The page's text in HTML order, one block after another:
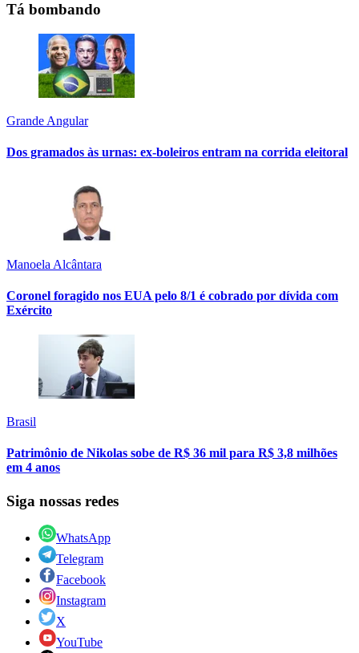
Tá bombando
Grande Angular
Dos gramados às urnas: ex-boleiros entram na corrida eleitoral
Manoela Alcântara
Coronel foragido nos EUA pelo 8/1 é cobrado por dívida com
Exército
Brasil
Patrimônio de Nikolas sobe de R$ 36 mil para R$ 3,8 milhões
em 4 anos
Siga nossas redes
WhatsApp
Telegram
Facebook
Instagram
X
YouTube